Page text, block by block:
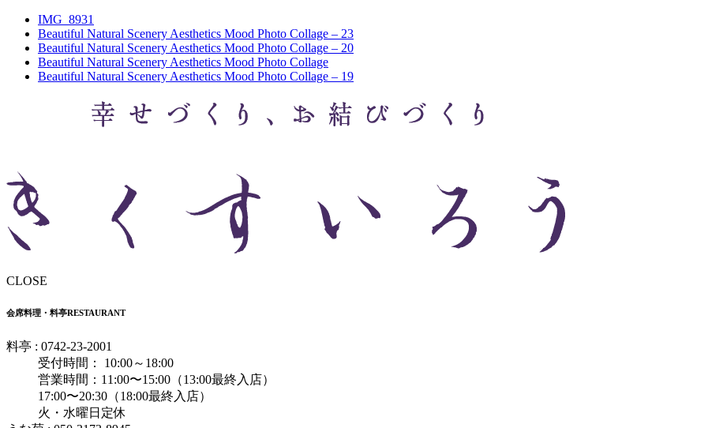
IMG_8931
Beautiful Natural Scenery Aesthetics Mood Photo Collage – 23
Beautiful Natural Scenery Aesthetics Mood Photo Collage – 20
Beautiful Natural Scenery Aesthetics Mood Photo Collage
Beautiful Natural Scenery Aesthetics Mood Photo Collage – 19
CLOSE
会席料理・料亭RESTAURANT
料亭 : 0742-23-2001
受付時間： 10:00～18:00
営業時間：11:00〜15:00（13:00最終入店）
17:00〜20:30（18:00最終入店）
火・水曜日定休